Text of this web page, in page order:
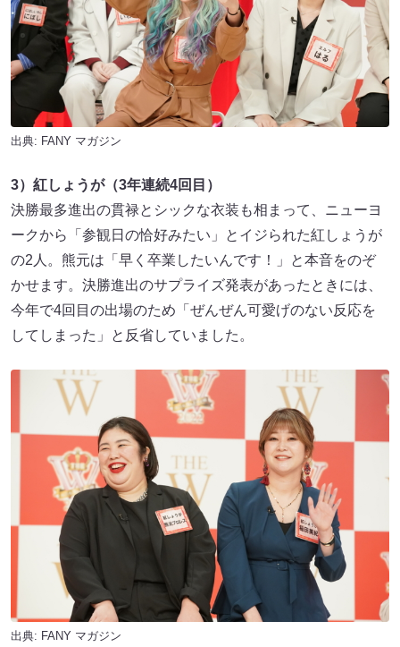
出典: FANY マガジン
3）紅しょうが（3年連続4回目）
決勝最多進出の貫禄とシックな衣装も相まって、ニューヨ
ークから「参観日の恰好みたい」とイジられた紅しょうが
の2人。熊元は「早く卒業したいんです！」と本音をのぞ
かせます。決勝進出のサプライズ発表があったときには、
今年で4回目の出場のため「ぜんぜん可愛げのない反応を
してしまった」と反省していました。
出典: FANY マガジン